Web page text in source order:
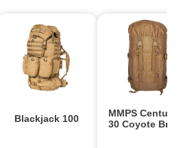
Blackjack 100
MMPS
30 Coyote